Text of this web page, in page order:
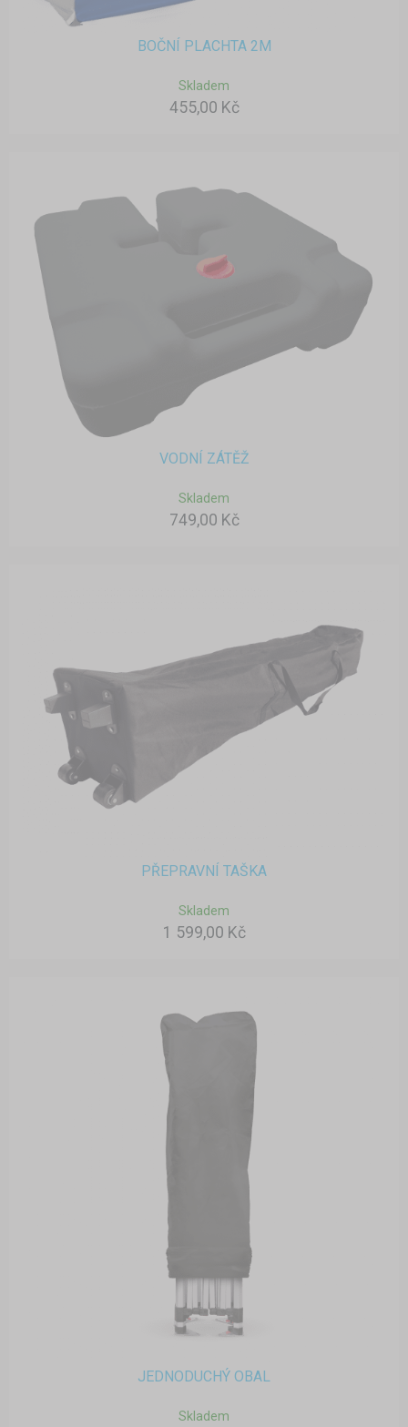
BOČNÍ PLACHTA 2M
Skladem
455,00 Kč
VODNÍ ZÁTĚŽ
Skladem
749,00 Kč
PŘEPRAVNÍ TAŠKA
Skladem
1 599,00 Kč
JEDNODUCHÝ OBAL
Skladem